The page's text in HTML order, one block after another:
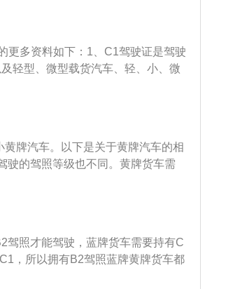
驶与驾驶证载明的准驾车型不符的
法在没有发生交通事故的情况下处
、可并处15日以下拘留。
更多资料如下：1、C1驾驶证是驾驶
轻型、微型载货汽车、轻、小、微
及相关知识、场地驾驶、道路驾
车、普通二轮摩托车、轻便摩托
牌汽车。以下是关于黄牌汽车的相
驶的驾照等级也不同。黄牌货车需
C1驾照才能驾驶；而又因为B2的
是小黄牌。也就是说，虽然C1驾
，毕竟C1的准驾车型里面就包含了
相应的代价。首先就是上文所讲的
进城和办理H证；而且黄牌货车每年
。
驾照才能驾驶，蓝牌货车需要持有C
，所以拥有B2驾照蓝牌黄牌货车都
的低速载货汽车上的就是小黄牌。